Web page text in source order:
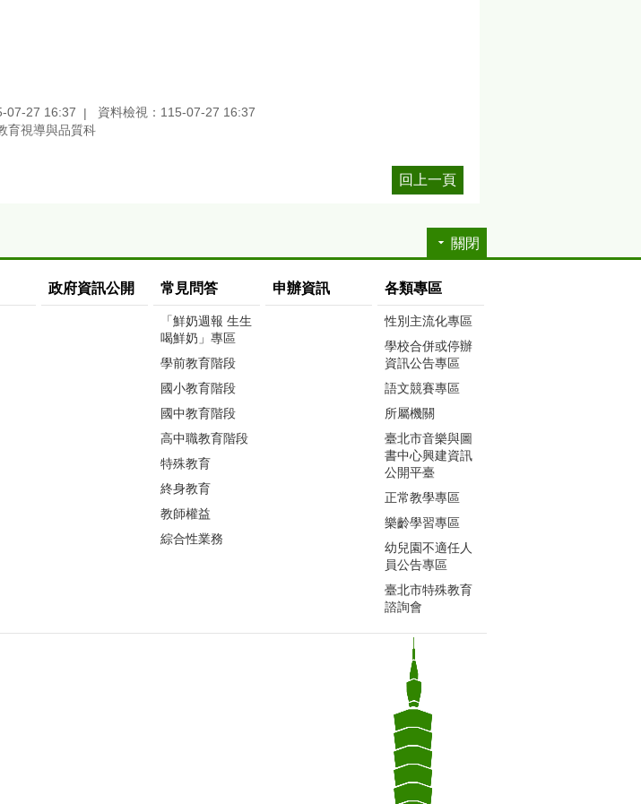
07-27 16:37
資料檢視：115-07-27 16:37
育視導與品質科
回上一頁
關閉
政府資訊公開 常見問答
「鮮奶週報 生生
喝鮮奶」專區
學前教育階段
國小教育階段
國中教育階段
高中職教育階段
特殊教育
終身教育
教師權益
綜合性業務
申辦資訊 各類專區
性別主流化專區
學校合併或停辦
資訊公告專區
語文競賽專區
所屬機關
臺北市音樂與圖
書中心興建資訊
公開平臺
正常教學專區
樂齡學習專區
幼兒園不適任人
員公告專區
臺北市特殊教育
諮詢會